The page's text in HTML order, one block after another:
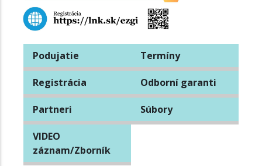
Podujatie Termíny
Registrácia Odborní garanti
Partneri Súbory
VIDEO
záznam/Zborník